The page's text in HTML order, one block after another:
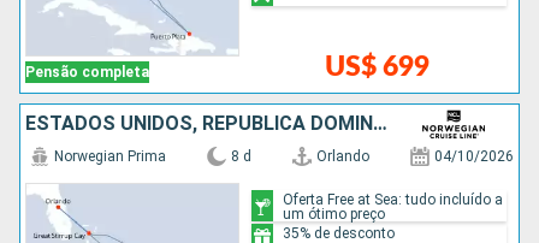
Pensão completa US$ 699
ESTADOS UNIDOS, REPUBLICA DOMINICANA, BAHAMAS
Norwegian Prima 8 d Orlando 04/10/2026
Oferta Free at Sea: tudo incluído a
um ótimo preço
35% de desconto